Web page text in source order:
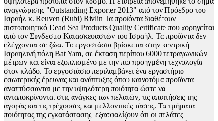
αναγνώρισης "Outstanding Exporter 2013" από τον Πρόεδρο του
Ισραήλ κ. Reuven (Rubi) Rivlin Τα προϊόντα διαθέτουν
πιστοποιητικό Dead Sea Products Quality Certificate που χορηγείται
από τον Σύνδεσμο Κατασκευαστών του Ισραήλ. Τα προϊόντα δεν
ελέγχονται σε ζώα. Το εργοστάσιο βρίσκεται στην κεντρική
Ισραηλινή πόλη Bat Yam, σε έκταση περίπου 6000 τετραγωνικών
μέτρων και είναι εξοπλισμένο με την πιο προηγμένη τεχνολογία
στον κλάδο. Το εργοστάσιο περιλαμβάνει ένα εργαστήριο
εσωτερικής έρευνας και ανάπτυξης όπου καινοτόμα προϊόντα
αναπτύσσονται με την υψηλότερη ποιότητα ώστε να
ανταποκρίνονται στις ανάγκες των πελατών, τις απαιτήσεις της
αγοράς και τις τρέχουσες και μελλοντικές τάσεις. Τα τμήματα
ποιότητας της εγκατάστασης εξασφαλίζουν ότι οι πελάτες